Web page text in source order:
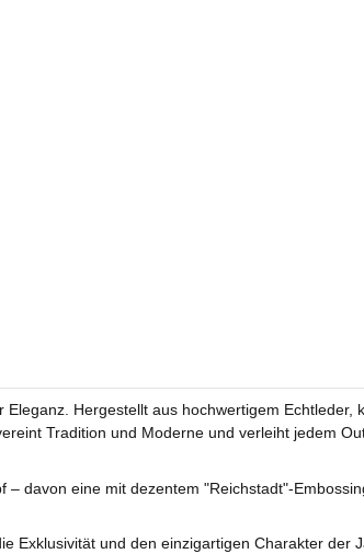
Hergestellt aus hochwertigem Echtleder,
Tradition und Moderne und verleiht jedem
davon eine mit dezentem "Reichstadt"-
Exklusivität und den einzigartigen Charakter der